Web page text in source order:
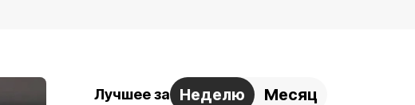
Лучшее за Неделю Месяц